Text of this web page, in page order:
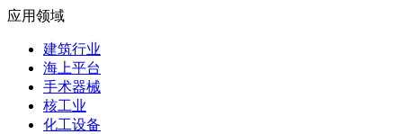
应用领域
建筑行业
海上平台
手术器械
核工业
化工设备